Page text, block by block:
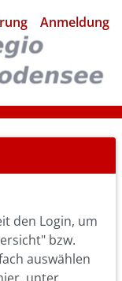
Anmeldung
den Login, um
bzw.
auswählen